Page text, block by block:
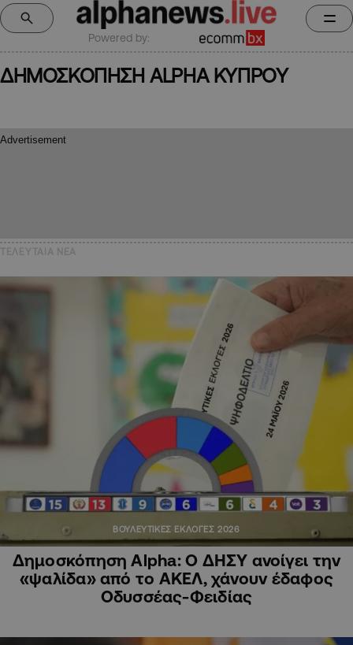
Powered by:
ΔΗΜΟΣΚΟΠΗΣΗ ALPHA ΚΥΠΡΟΥ
ΒΟΥΛΕΥΤΙΚΕΣ ΕΚΛΟΓΕΣ 2026
Δημοσκόπηση Alpha: Ο ΔΗΣΥ ανοίγει την
«ψαλίδα» από το ΑΚΕΛ, χάνουν έδαφος
Οδυσσέας-Φειδίας